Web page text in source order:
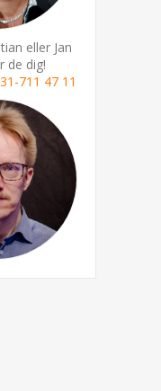
eller Jan
de dig!
711 47 11